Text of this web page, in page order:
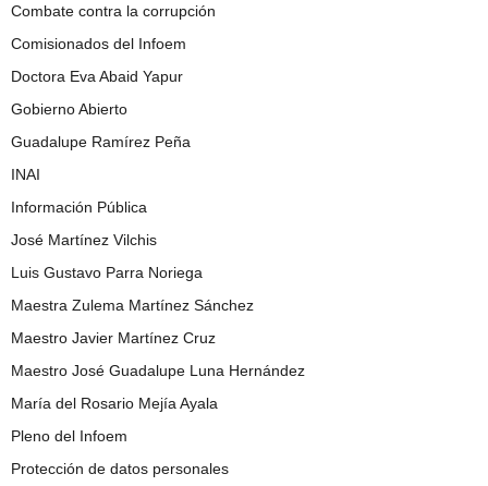
Combate contra la corrupción
Comisionados del Infoem
Doctora Eva Abaid Yapur
Gobierno Abierto
Guadalupe Ramírez Peña
INAI
Información Pública
José Martínez Vilchis
Luis Gustavo Parra Noriega
Maestra Zulema Martínez Sánchez
Maestro Javier Martínez Cruz
Maestro José Guadalupe Luna Hernández
María del Rosario Mejía Ayala
Pleno del Infoem
Protección de datos personales